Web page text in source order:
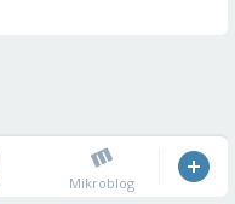
Mikroblog